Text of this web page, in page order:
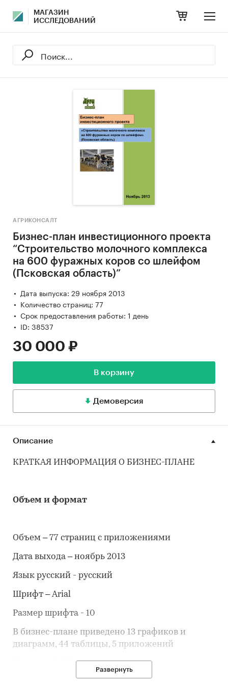
МАГАЗИН
ИССЛЕДОВАНИЙ
АГРИКОНСАЛТ
Бизнес-план инвестиционного проекта
“Строительство молочного комплекса
на 600 фуражных коров со шлейфом
(Псковская область)”
Дата выпуска: 29 ноября 2013
Количество страниц: 77
Срок предоставления работы: 1 день
ID: 38537
30 000 ₽
В корзину
Демоверсия
Описание
КРАТКАЯ ИНФОРМАЦИЯ О БИЗНЕС-ПЛАНЕ
Объем и формат
Объем – 77 страниц с приложениями
Дата выхода – ноябрь 2013
Язык русский - русский
Шрифт – Arial
Размер шрифта - 10
В бизнес-плане приведено 13 графиков и
диаграмм, 44 таблицы, 5 приложений
Развернуть